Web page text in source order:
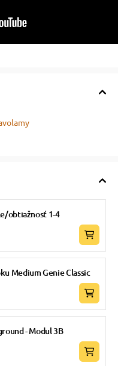
obtiažnosť 1-4
Medium Genie Classic
- Modul 3B